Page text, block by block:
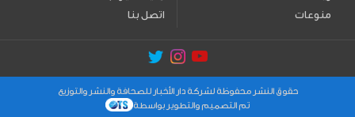
منوعات
اتصل بنا
حقوق النشر محفوظة لشركة دار الأخبار للصحافة والنشر والتوزيع
تم التصميم والتطوير بواسطة